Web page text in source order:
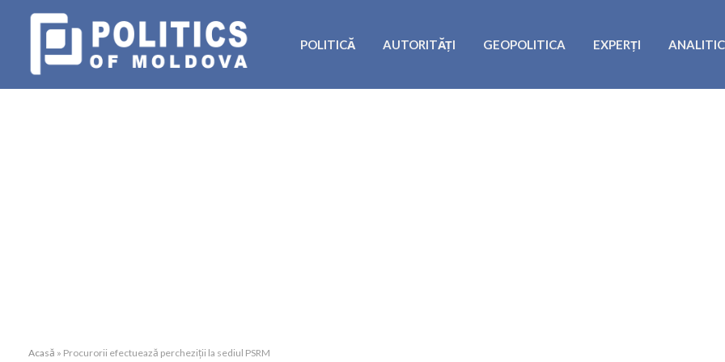
POLITICĂ AUTORITĂȚI GEOPOLITICA EXPERȚI
Acasă » Procurorii efectuează percheziții la sediul PSRM